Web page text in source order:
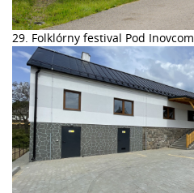
29. Folklórny festival Pod